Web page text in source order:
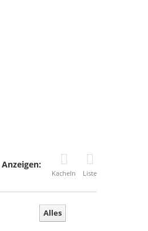
Anzeigen:
Kacheln Liste
Alles